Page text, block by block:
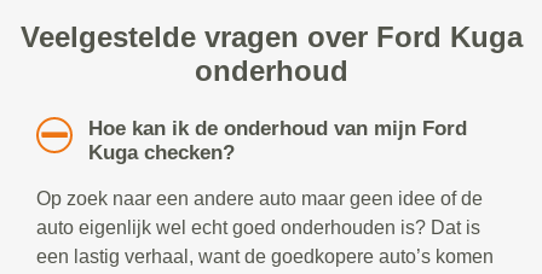
Veelgestelde vragen over Ford Kuga
onderhoud
Hoe kan ik de onderhoud van mijn Ford
Kuga checken?
Op zoek naar een andere auto maar geen idee of de
auto eigenlijk wel echt goed onderhouden is? Dat is
een lastig verhaal, want de goedkopere auto’s komen